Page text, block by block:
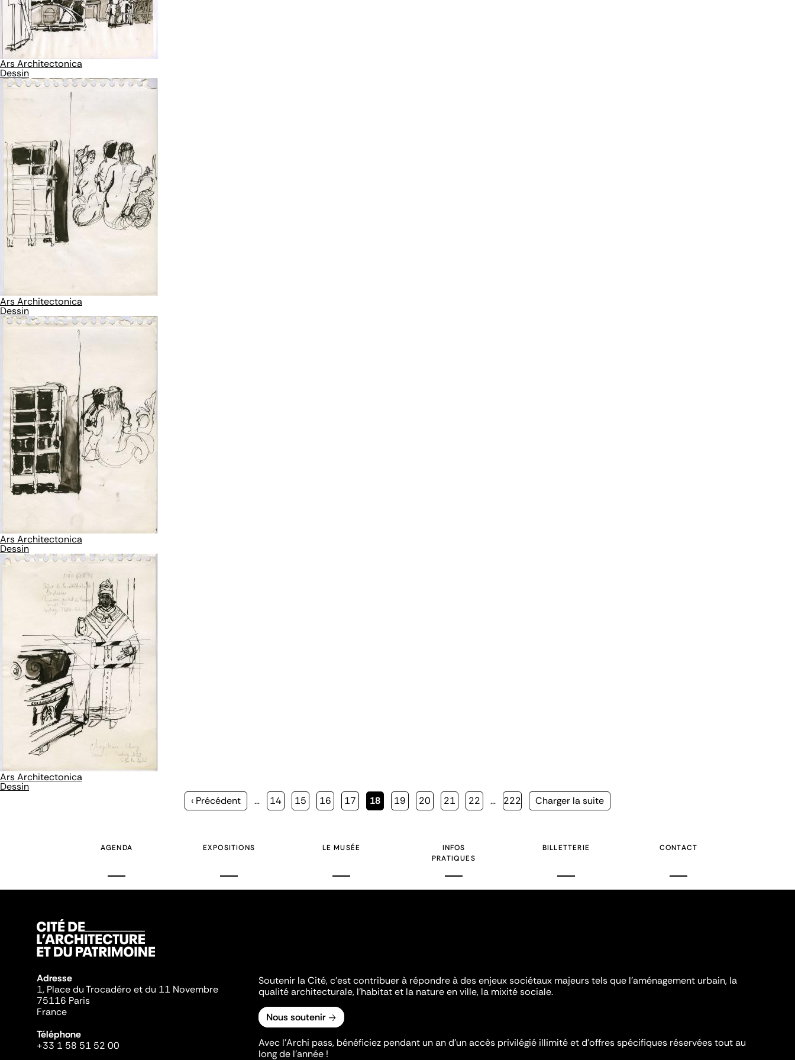
Ars Architectonica
Dessin
Ars Architectonica
Dessin
Ars Architectonica
Dessin
Ars Architectonica
Dessin
Page
‹ Précédent … Page
14 Page
15 Page
16 Page
17
Page
18 Page
19 Page
20 Page
21 Page
22 … Page
222
Page
Charger la suite
AGENDA EXPOSITIONS LE MUSÉE
INFOS
PRATIQUES
BILLETTERIE CONTACT
Adresse
1, Place du Trocadéro et du 11 Novembre
75116 Paris
France
Téléphone
+33 1 58 51 52 00
Soutenir la Cité, c'est contribuer à répondre à des enjeux sociétaux majeurs tels que l'aménagement urbain, la
qualité architecturale, l'habitat et la nature en ville, la mixité sociale.
Nous soutenir
Avec l’Archi pass, bénéficiez pendant un an d’un accès privilégié illimité et d’offres spécifiques réservées tout au
long de l’année !